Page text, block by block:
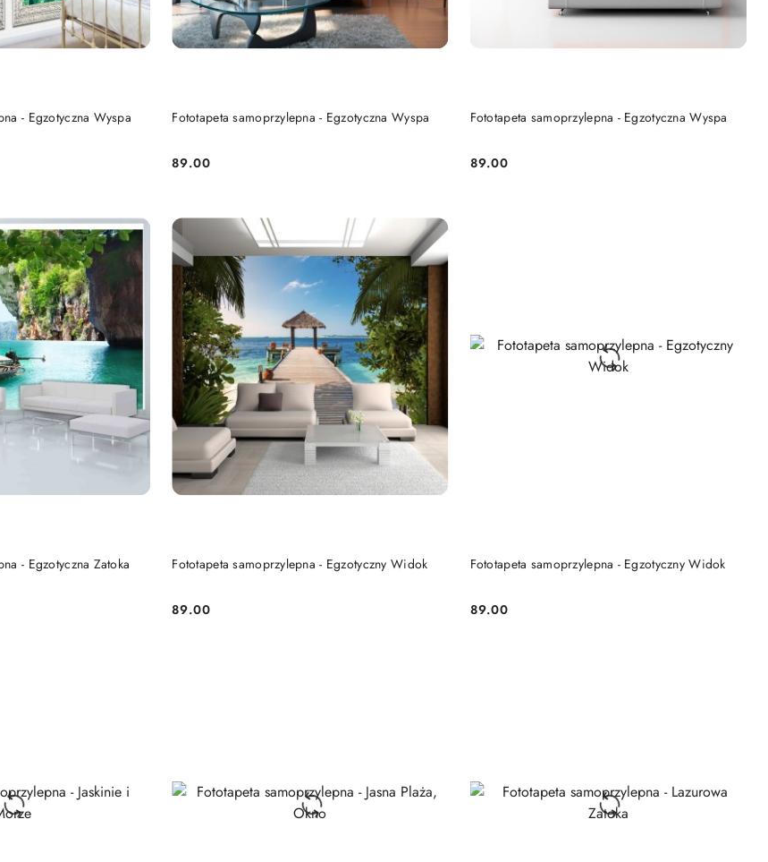
- Egzotyczna Wyspa
KOSZYKA Fototapeta samoprzylepna - Egzotyczna Wyspa
Cena:
89.00
DO KOSZYKA Fototapeta samoprzylepna - Egzotyczna Wyspa
Cena:
89.00
DO KOSZYKA
- Egzotyczna Zatoka
KOSZYKA Fototapeta samoprzylepna - Egzotyczny Widok
Cena:
89.00
DO KOSZYKA Fototapeta samoprzylepna - Egzotyczny Widok
Cena:
89.00
DO KOSZYKA